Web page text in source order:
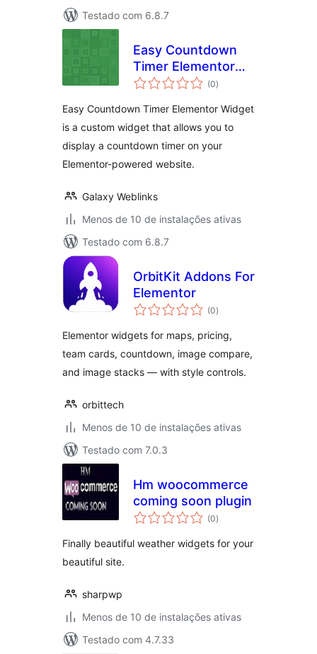
Testado com 6.8.7
Easy Countdown
Timer Elementor
Widget
(0total
de
)
Easy Countdown Timer Elementor Widget
is a custom widget that allows you to
display a countdown timer on your
Elementor-powered website.
Galaxy Weblinks
Menos de 10 de instalações ativas
Testado com 6.8.7
OrbitKit Addons For
Elementor
(0total
de
)
Elementor widgets for maps, pricing,
team cards, countdown, image compare,
and image stacks — with style controls.
orbittech
Menos de 10 de instalações ativas
Testado com 7.0.3
Hm woocommerce
coming soon plugin
(0total
de
)
Finally beautiful weather widgets for your
beautiful site.
sharpwp
Menos de 10 de instalações ativas
Testado com 4.7.33